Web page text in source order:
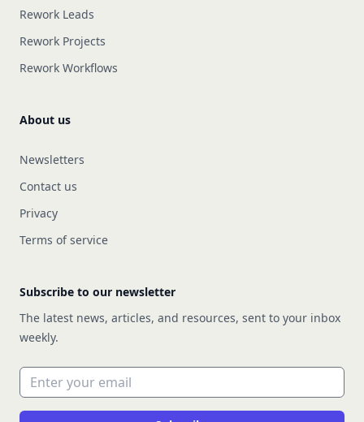
Rework Leads
Rework Projects
Rework Workflows
About us
Newsletters
Contact us
Privacy
Terms of service
Subscribe to our newsletter
The latest news, articles, and resources, sent to your inbox
weekly.
Email address